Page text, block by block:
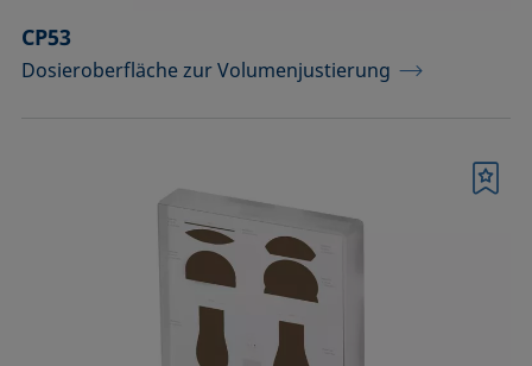
CP53
Dosieroberfläche zur Volumenjustierung